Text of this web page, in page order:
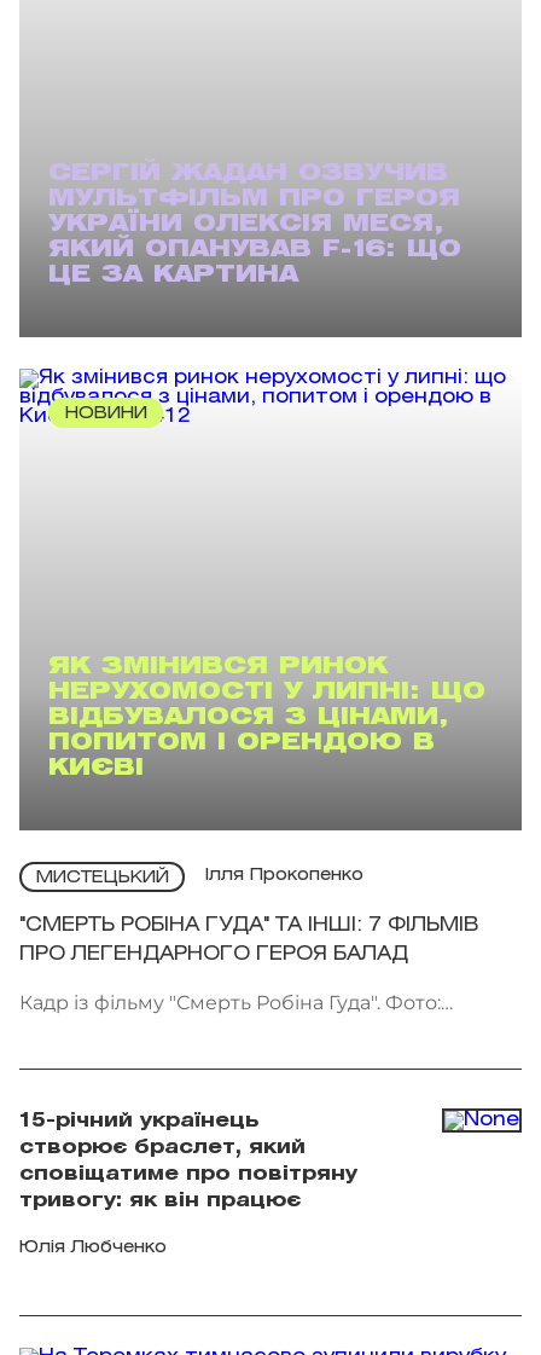
СЕРГІЙ ЖАДАН ОЗВУЧИВ
МУЛЬТФІЛЬМ ПРО ГЕРОЯ
УКРАЇНИ ОЛЕКСІЯ МЕСЯ,
ЯКИЙ ОПАНУВАВ F-16: ЩО
ЦЕ ЗА КАРТИНА
НОВИНИ
ЯК ЗМІНИВСЯ РИНОК
НЕРУХОМОСТІ У ЛИПНІ: ЩО
ВІДБУВАЛОСЯ З ЦІНАМИ,
ПОПИТОМ І ОРЕНДОЮ В
КИЄВІ
МИСТЕЦЬКИЙ Ілля Прокопенко
"СМЕРТЬ РОБІНА ГУДА" ТА ІНШІ: 7 ФІЛЬМІВ
ПРО ЛЕГЕНДАРНОГО ГЕРОЯ БАЛАД
Кадр із фільму "Смерть Робіна Гуда". Фото:
15-річний українець
створює браслет, який
сповіщатиме про повітряну
тривогу: як він працює
Юлія Любченко